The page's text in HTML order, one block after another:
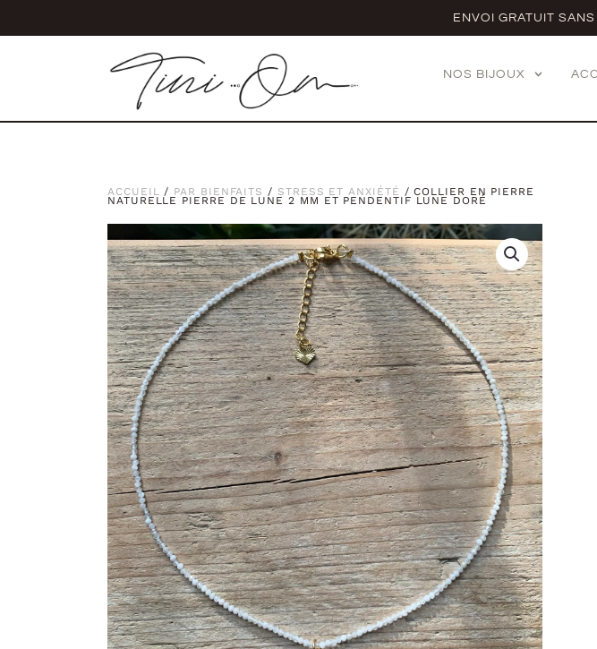
au
ENVOI GRATUIT
NOS BIJOUX
ACCUEIL / PAR BIENFAITS / STRESS ET ANXIÉTÉ / COLLIER EN PIERRE
NATURELLE PIERRE DE LUNE 2 MM ET PENDENTIF LUNE DORÉ